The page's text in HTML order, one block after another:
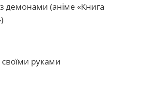
демонами (аніме «Книга
руками